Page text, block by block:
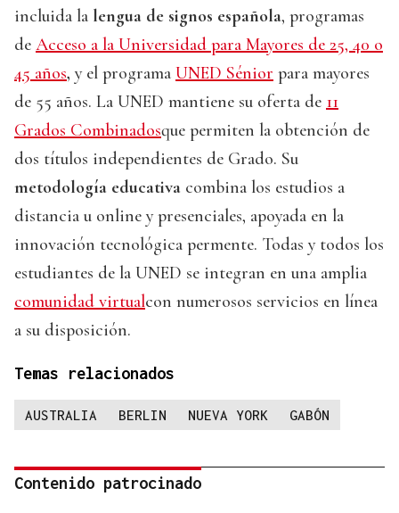
incluida la lengua de signos española, programas
de Acceso a la Universidad para Mayores de 25, 40 o
45 años, y el programa UNED Sénior para mayores
de 55 años. La UNED mantiene su oferta de 11
Grados Combinadosque permiten la obtención de
dos títulos independientes de Grado. Su
metodología educativa combina los estudios a
distancia u online y presenciales, apoyada en la
innovación tecnológica permente. Todas y todos los
estudiantes de la UNED se integran en una amplia
comunidad virtualcon numerosos servicios en línea
a su disposición.
Temas relacionados
AUSTRALIA BERLIN NUEVA YORK GABÓN
Contenido patrocinado